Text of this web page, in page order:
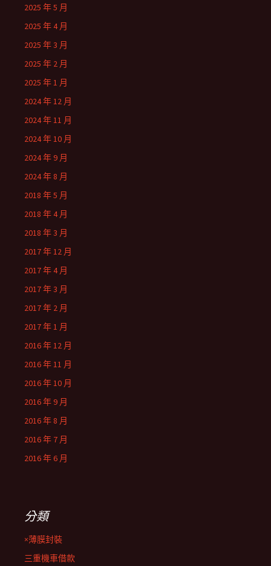
2025 年 5 月
2025 年 4 月
2025 年 3 月
2025 年 2 月
2025 年 1 月
2024 年 12 月
2024 年 11 月
2024 年 10 月
2024 年 9 月
2024 年 8 月
2018 年 5 月
2018 年 4 月
2018 年 3 月
2017 年 12 月
2017 年 4 月
2017 年 3 月
2017 年 2 月
2017 年 1 月
2016 年 12 月
2016 年 11 月
2016 年 10 月
2016 年 9 月
2016 年 8 月
2016 年 7 月
2016 年 6 月
分類
×薄膜封裝
三重機車借款